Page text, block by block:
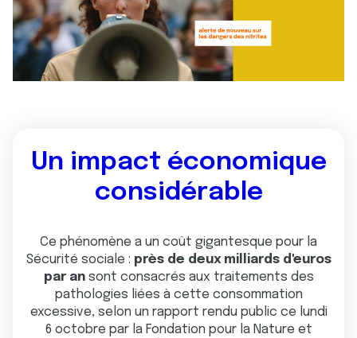
Un impact économique
considérable
Ce phénomène a un coût gigantesque pour la
Sécurité sociale : près de deux milliards d'euros
par ansont consacrés aux traitements des
pathologies liées à cette consommation
excessive, selon un rapport rendu public ce lundi
6 octobre par la Fondation pour la Nature et